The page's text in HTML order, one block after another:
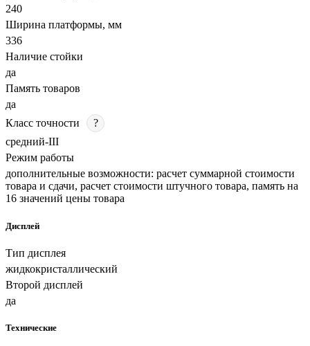
240
Ширина платформы, мм
336
Наличие стойки
да
Память товаров
да
Класс точности
?
средний-III
Режим работы
дополнительные возможности: расчет суммарной стоимости
товара и сдачи, расчет стоимости штучного товара, память на
16 значений цены товара
Дисплей
Тип дисплея
жидкокристаллический
Второй дисплей
да
Технические